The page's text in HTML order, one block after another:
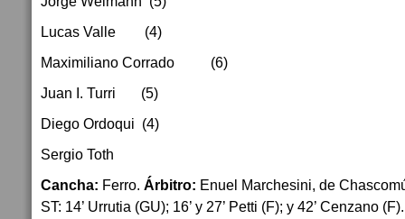
Lucas Valle (4)
Maximiliano Corrado (6)
Juan I. Turri (5)
Diego Ordoqui (4)
Sergio Toth
Cancha: Ferro. Árbitro: Enuel Marchesini, de
ST: 14’ Urrutia (GU); 16’ y 27’ Petti (F); y 42’ Cenzano